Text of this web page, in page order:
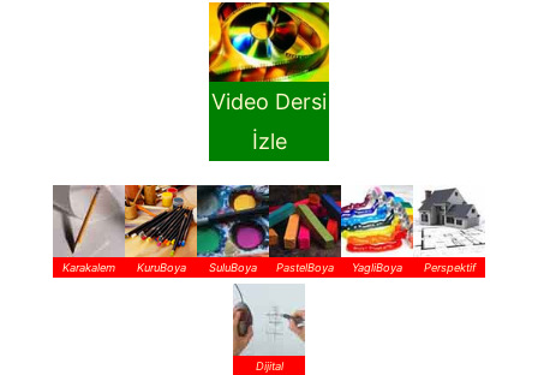
Video Dersi
İzle
Karakalem KuruBoya SuluBoya PastelBoya YagliBoya Perspektif
Dijital